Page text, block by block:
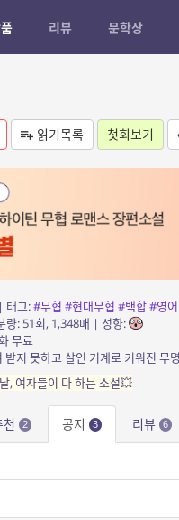
리뷰 문학상
읽기목록 첫회보기
그:#무협 #현대무협 #백합#영
: 51회, 1,348매 | 성향:
무료
받지 못하고 살인 기계로 키워진 무
, 여자들이 다 하는 소설💥
2 공지 3 리뷰 6